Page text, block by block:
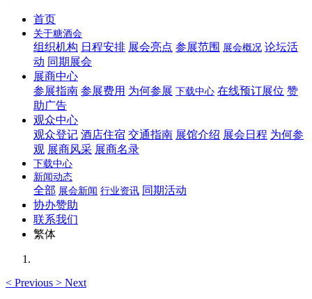
首页
关于糖酒会
组织机构 日程安排 展会亮点 参展范围 展会概况 论坛活
动 同期展会
展商中心
参展指南 参展费用 为何参展 下载中心 在线预订展位 赞
助广告
观众中心
观众登记 酒店住宿 交通指南 展馆介绍 展会日程 为何参
观 展商风采 展商名录
下载中心
新闻动态
全部 展会新闻 行业资讯 同期活动
协办赞助
联系我们
繁体
< Previous > Next